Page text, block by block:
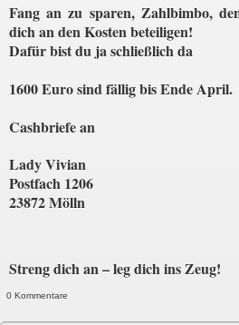
Fang an zu sparen, Zahlbimbo,
dich an den Kosten beteiligen!
Dafür bist du ja schließlich da
1600 Euro sind fällig bis Ende April.
Cashbriefe an
Lady Vivian
Postfach 1206
23872 Mölln
Streng dich an – leg dich ins Zeug!
0 Kommentare